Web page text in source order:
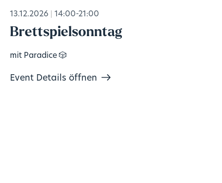
13.12.2026 14:00-21:00
Brettspielsonntag
mit Paradice 🎲
Event Details öffnen